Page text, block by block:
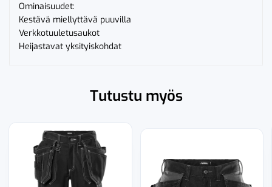
Ominaisuudet:
Kestävä miellyttävä puuvilla
Verkkotuuletusaukot
Heijastavat yksityiskohdat
Tutustu myös